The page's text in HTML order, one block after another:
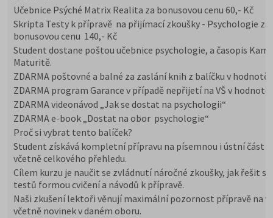
Učebnice Psýché Matrix Realita za bonusovou cenu 60,- Kč
Skripta Testy k přípravě na přijímací zkoušky - Psychologie za
bonusovou cenu 140,- Kč
Student dostane poštou učebnice psychologie, a časopis Kam
Maturitě.
ZDARMA poštovné a balné za zaslání knih z balíčku v hodnotě
ZDARMA program Garance v případě nepřijetí na VŠ v hodnotě
ZDARMA videonávod „Jak se dostat na psychologii“
ZDARMA e-book „Dostat na obor psychologie“
Proč si vybrat tento balíček?
Student získává kompletní přípravu na písemnou i ústní část
včetně celkového přehledu.
Cílem kurzu je naučit se zvládnutí náročné zkoušky, jak řešit
testů formou cvičení a návodů k přípravě.
Naši zkušení lektoři věnují maximální pozornost přípravě na
včetně novinek v daném oboru.